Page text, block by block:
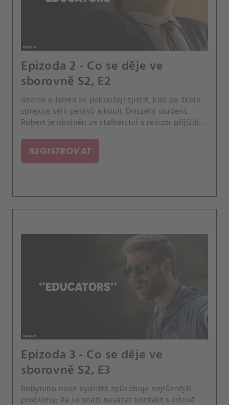
Epizoda 2 - Co se děje ve
sborovně S2, E2
Sheree a Jarred se pokoušejí zjistit, kdo po škole
sprejuje sérii penisů a koulí. Dospělý student
Robert je obviněn ze stalkerství a revizor přijíždí
REGISTROVAT
Epizoda 3 - Co se děje ve
sborovně S2, E3
Robynino nové bydliště způsobuje nejrůznější
problémy; Ra se snaží navázat kontakt s citově